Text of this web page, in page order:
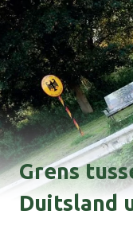
Grens
Duitsland